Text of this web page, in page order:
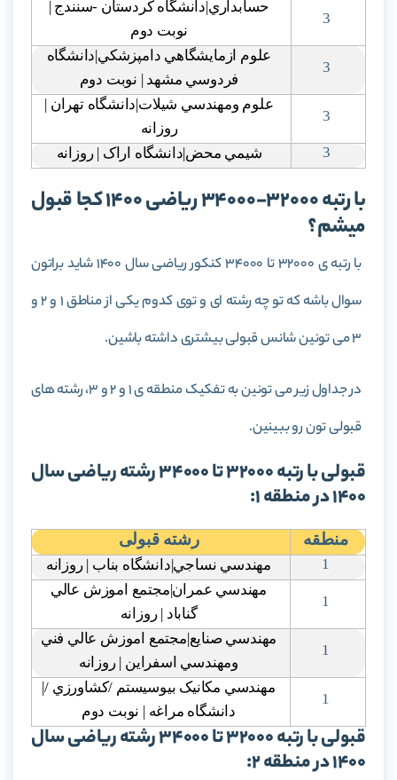
3
حسابداري|دانشگاه کردستان -سنندج |
نوبت دوم
3
علوم ازمايشگاهي دامپزشکي|دانشگاه
فردوسي مشهد | نوبت دوم
3
علوم ومهندسي شيلات|دانشگاه تهران |
روزانه
3
شيمي محض|دانشگاه اراک | روزانه
با رتبه 32000-34000 ریاضی 1400 کجا قبول
میشم؟
با رتبه ی 32000 تا 34000 کنکور ریاضی سال 1400 شاید براتون
سوال باشه که تو چه رشته ای و توی کدوم یکی از مناطق 1 و 2 و
3 می تونین شانس قبولی بیشتری داشته باشین.
در جداول زیر می تونین به تفکیک منطقه ی 1 و 2 و 3، رشته های
قبولی تون رو ببینین.
قبولی با رتبه 32000 تا 34000 رشته ریاضی سال
1400 در منطقه 1:
منطقه رشته قبولی
1 مهندسي نساجي|دانشگاه بناب | روزانه
1
مهندسي عمران|مجتمع اموزش عالي
گناباد | روزانه
1
مهندسي صنايع|مجتمع اموزش عالي فني
ومهندسي اسفراين | روزانه
1
مهندسي مکانيک بيوسيستم /کشاورزي /|
دانشگاه مراغه | نوبت دوم
قبولی با رتبه 32000 تا 34000 رشته ریاضی سال
1400 در منطقه 2: